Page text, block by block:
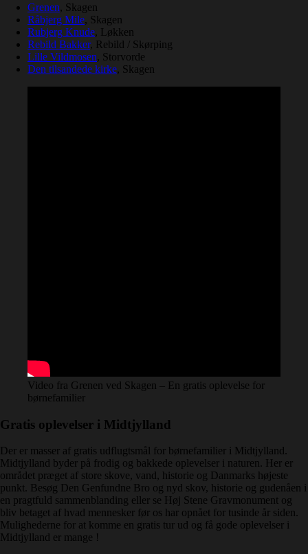
Grenen, Skagen
Råbjerg Mile, Skagen
Rubjerg Knude, Løkken
Rebild Bakker, Rebild / Skørping
Lille Vildmosen, Storvorde
Den tilsandede kirke, Skagen
Video fra Grenen ved Skagen – En gratis oplevelse for
børnefamilier
Gratis oplevelser i Midtjylland
Der er masser af gratis udflugtsmål for børnefamilier i Midtjylland.
Midtjylland byder på frodig og bakkede oplevelser i naturen. Her er
området præget af store skove, vand, historie og Danmarks højeste
punkt. Besøg Den Genfundne Bro og nyd skov, historie og gudenåen i
en pragtfuld sammenblanding eller se Høj Stene Gravmonument og
bliv betaget af hvad mennesker før os har opnået for tusinde år siden.
Mulighederne for at komme en gratis tur ud og få gode oplevelser i
Midtjylland er mange !